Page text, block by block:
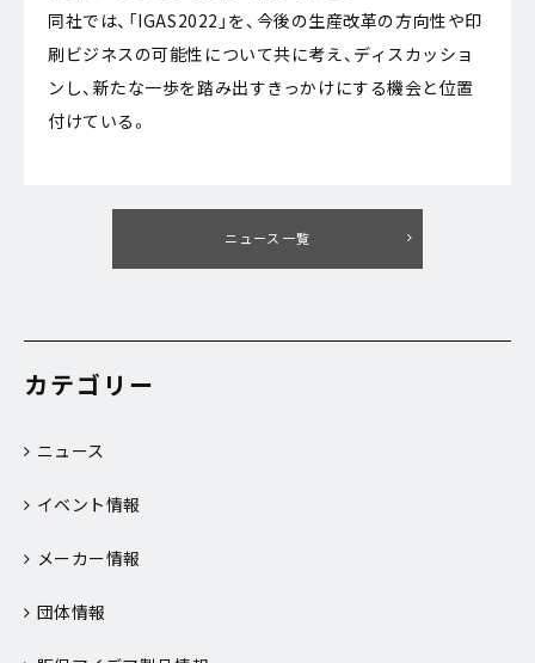
同社では、「IGAS2022」を、今後の生産改革の方向性や印
刷ビジネスの可能性について共に考え、ディスカッショ
ンし、新たな一歩を踏み出すきっかけにする機会と位置
付けている。
ニュース一覧
カテゴリー
ニュース
イベント情報
メーカー情報
団体情報